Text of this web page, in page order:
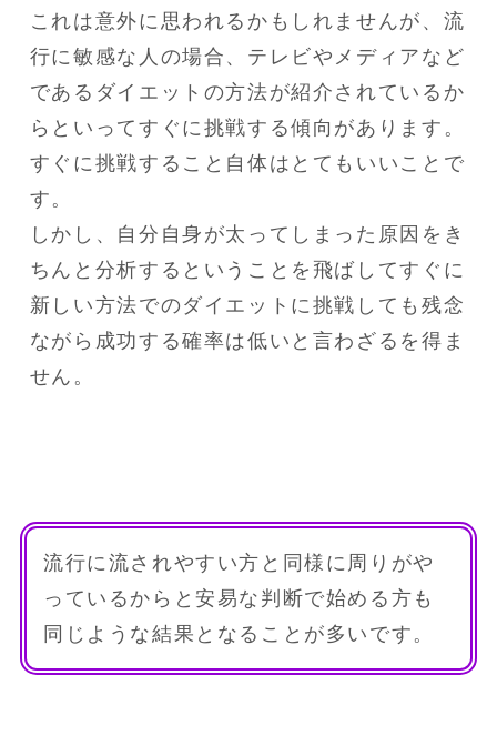
これは意外に思われるかもしれませんが、流
行に敏感な人の場合、テレビやメディアなど
であるダイエットの方法が紹介されているか
らといってすぐに挑戦する傾向があります。
すぐに挑戦すること自体はとてもいいことで
す。
しかし、自分自身が太ってしまった原因をき
ちんと分析するということを飛ばしてすぐに
新しい方法でのダイエットに挑戦しても残念
ながら成功する確率は低いと言わざるを得ま
流行に流されやすい方と同様に周りがや
っているからと安易な判断で始める方も
同じような結果となることが多いです。